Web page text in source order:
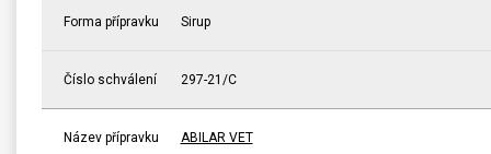
Forma přípravku Sirup
Číslo schválení 297-21/C
Název přípravku ABILAR VET